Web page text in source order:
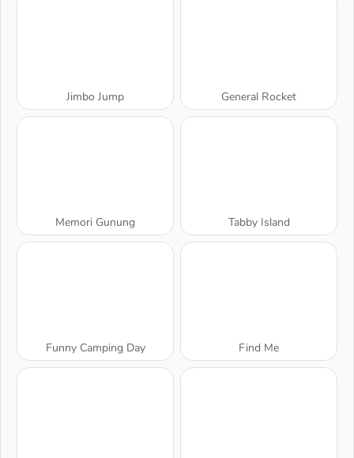
Jimbo Jump General Rocket
Memori Gunung Tabby Island
Funny Camping Day Find Me